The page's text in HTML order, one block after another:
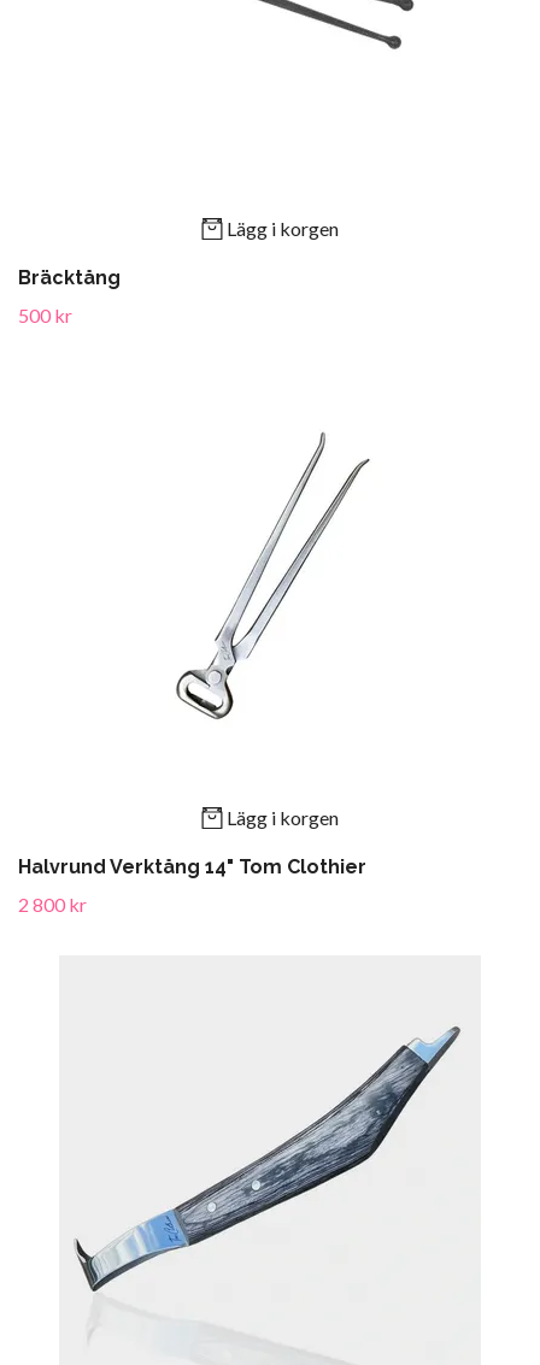
Lägg i korgen
Bräcktång
500 kr
Lägg i korgen
Halvrund Verktång 14" Tom Clothier
2 800 kr